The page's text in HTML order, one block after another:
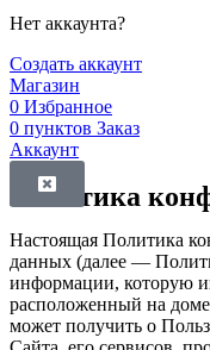
Нет аккаунта?
Создать аккаунт
Магазин
0 Избранное
0 пунктов Заказ
Аккаунт
Политика
Настоящая Политика
данных (далее —
информации, которую
расположенный на
может получить о